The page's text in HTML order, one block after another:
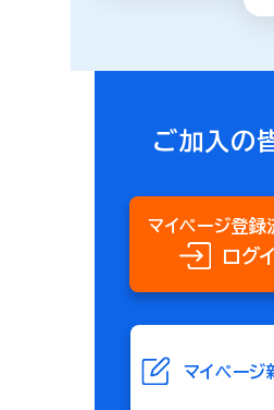
ご加入の
マイページ登録
ログ
マイページ